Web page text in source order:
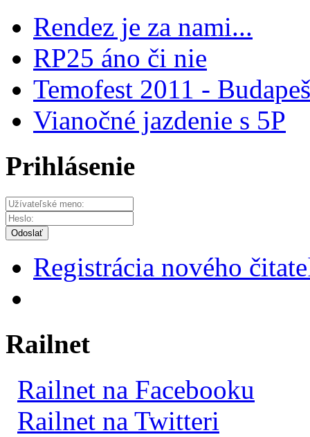
Rendez je za nami...
RP25 áno či nie
Temofest 2011 -
Vianočné jazdenie s 5P
Prihlásenie
Odoslať
Registrácia nového
Railnet
Railnet na Facebooku
Railnet na Twitteri